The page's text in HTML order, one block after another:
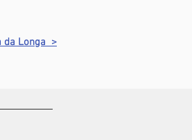
da Longa >